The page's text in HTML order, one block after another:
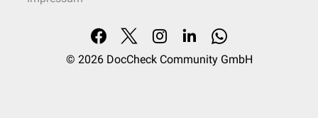
© 2026 DocCheck Community GmbH